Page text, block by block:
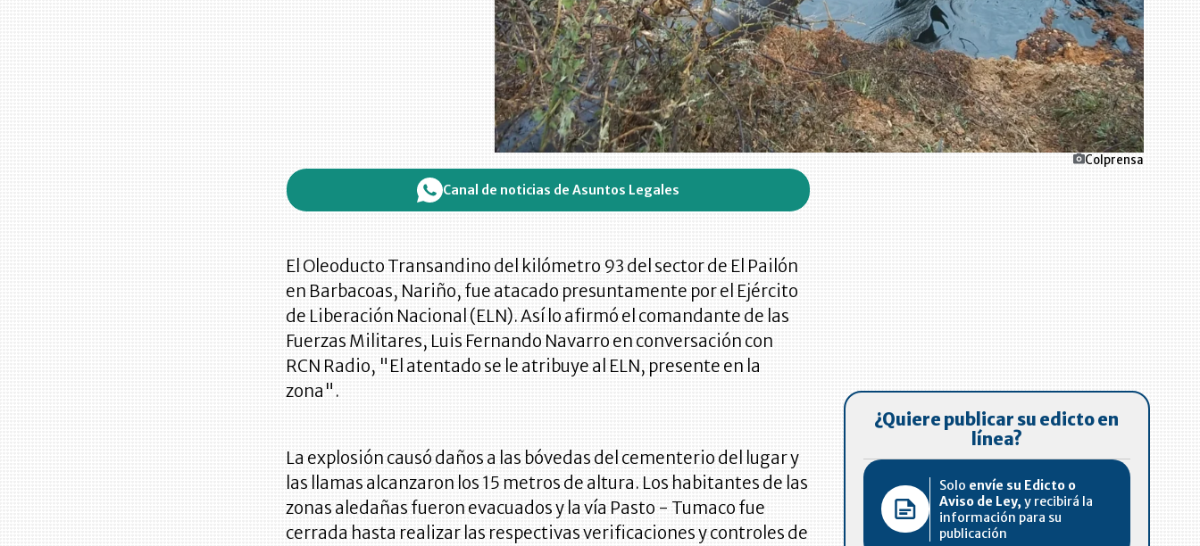
Colprensa
Canal de noticias de Asuntos Legales
El Oleoducto Transandino del kilómetro 93 del sector de El Pailón
en Barbacoas, Nariño, fue atacado presuntamente por el Ejército
de Liberación Nacional (ELN). Así lo afirmó el comandante de las
Fuerzas Militares, Luis Fernando Navarro en conversación con
RCN Radio, "El atentado se le atribuye al ELN, presente en la
zona".
La explosión causó daños a las bóvedas del cementerio del lugar y
las llamas alcanzaron los 15 metros de altura. Los habitantes de las
zonas aledañas fueron evacuados y la vía Pasto - Tumaco fue
cerrada hasta realizar las respectivas verificaciones y controles de
¿Quiere publicar su edicto en
línea?
Solo envíe su Edicto o
Aviso de Ley, y recibirá la
información para su
publicación